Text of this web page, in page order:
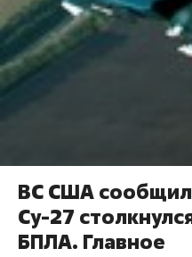
ВС США
Су-27
БПЛА. Главное